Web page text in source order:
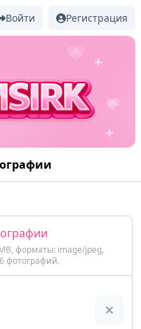
Войти Регистрация
форматы: image/jpeg,
фотографий.